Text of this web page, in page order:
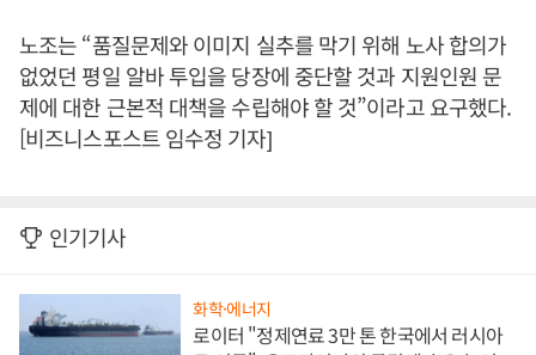
노조는 “품질문제와 이미지 실추를 막기 위해 노사 합의가
없었던 평일 알바 투입을 당장에 중단할 것과 지원인원 문
제에 대한 근본적 대책을 수립해야 할 것”이라고 요구했다.
[비즈니스포스트 임수정 기자]
인기기사
화학·에너지
로이터 "정제연료 3만 톤 한국에서 러시아